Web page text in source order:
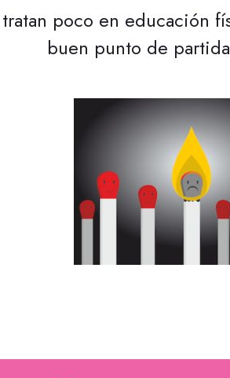
tratan poco en educación
buen punto de